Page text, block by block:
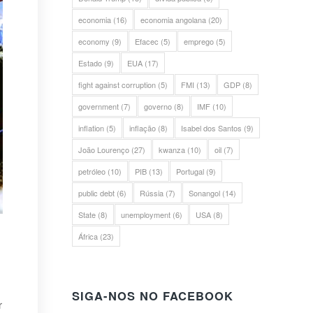
economia (16) economia angolana (20)
economy (9) Efacec (5) emprego (5)
Estado (9) EUA (17)
fight against corruption (5) FMI (13) GDP (8)
government (7) governo (8) IMF (10)
inflation (5) inflação (8) Isabel dos Santos (9)
João Lourenço (27) kwanza (10) oil (7)
petróleo (10) PIB (13) Portugal (9)
public debt (6) Rússia (7) Sonangol (14)
State (8) unemployment (6) USA (8)
África (23)
SIGA-NOS NO FACEBOOK